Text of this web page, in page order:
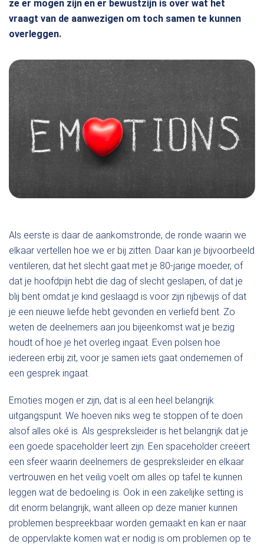
ze er mogen zijn en er bewustzijn is over wat het
vraagt van de aanwezigen om toch samen te kunnen
overleggen.
Als eerste is daar de aankomstronde, de ronde waarin we
elkaar vertellen hoe we er bij zitten. Daar kan je bijvoorbeeld
ventileren, dat het slecht gaat met je 80-jarige moeder, of
dat je hoofdpijn hebt die dag of slecht geslapen, of dat je
blij bent omdat je kind geslaagd is voor zijn rijbewijs of dat
je een nieuwe liefde hebt gevonden en verliefd bent. Zo
weten de deelnemers aan jou bijeenkomst wat je bezig
houdt of hoe je het overleg ingaat. Even polsen hoe
iedereen erbij zit, voor je samen iets gaat ondernemen of
een gesprek ingaat.
Emoties mogen er zijn, dat is al een heel belangrijk
uitgangspunt. We hoeven niks weg te stoppen of te doen
alsof alles oké is. Als gespreksleider is het belangrijk dat je
een goede spaceholder leert zijn. Een spaceholder creëert
een sfeer waarin deelnemers de gespreksleider en elkaar
vertrouwen en het veilig voelt om alles op tafel te kunnen
leggen wat de bedoeling is. Ook in een zakelijke setting is
dit enorm belangrijk, want alleen op deze manier kunnen
problemen bespreekbaar worden gemaakt en kan er naar
de oppervlakte komen wat er nodig is om problemen op te